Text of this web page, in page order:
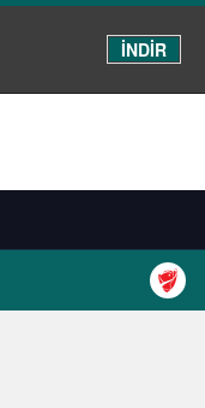
İNDİR